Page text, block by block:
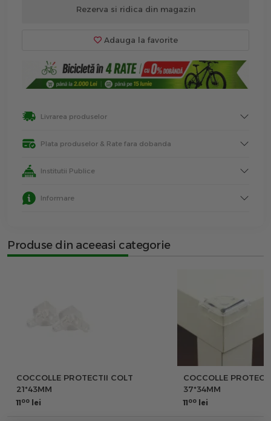
Rezerva si ridica din magazin
Adauga la favorite
Livrarea produselor
Plata produselor & Rate fara dobanda
Institutii Publice
Informare
Produse din aceeasi categorie
COCCOLLE PROTECTII COLT
21*43MM
1100 lei
COCCOLLE
37*34MM
1100 lei